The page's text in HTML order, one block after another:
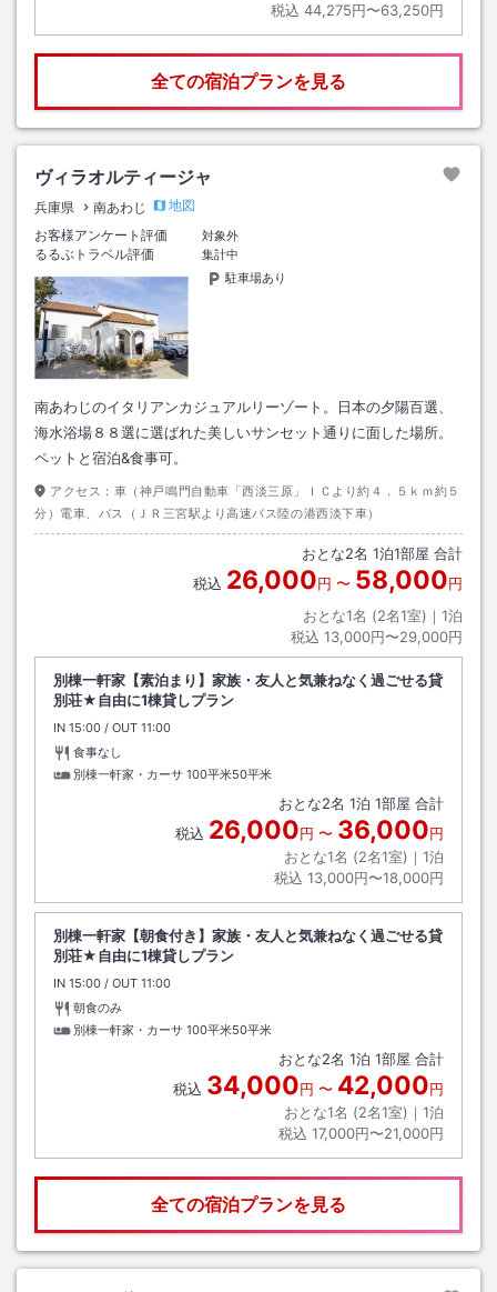
税込 44,275円〜63,250円
全ての宿泊プランを見る
ヴィラオルティージャ
兵庫県 南あわじ
地図
お客様アンケート評価
対象外
るるぶトラベル評価
集計中
駐車場あり
南あわじのイタリアンカジュアルリーゾート。日本の夕陽百選、
海水浴場８８選に選ばれた美しいサンセット通りに面した場所。
ペットと宿泊&食事可。
アクセス： 車（神戸鳴門自動車「西淡三原」ＩＣより約４．５ｋｍ約５
分）電車、バス（ＪＲ三宮駅より高速バス陸の港西淡下車）
おとな2名 1泊1部屋 合計
税込 26,000円 〜 58,000円
おとな1名 (2名1室)｜ 1泊
税込 13,000円〜29,000円
別棟一軒家【素泊まり】家族・友人と気兼ねなく過ごせる貸
別荘★自由に1棟貸しプラン
IN チェックイン
15:00 / OUT チェックアウト
11:00
食事なし
別棟一軒家・カーサ 100平米50平米
おとな2名 1泊 1部屋 合計
税込 26,000円 〜 36,000円
おとな1名 (2名1室)｜ 1泊
税込 13,000円〜18,000円
別棟一軒家【朝食付き】家族・友人と気兼ねなく過ごせる貸
別荘★自由に1棟貸しプラン
IN チェックイン
15:00 / OUT チェックアウト
11:00
朝食のみ
別棟一軒家・カーサ 100平米50平米
おとな2名 1泊 1部屋 合計
税込 34,000円 〜 42,000円
おとな1名 (2名1室)｜ 1泊
税込 17,000円〜21,000円
全ての宿泊プランを見る